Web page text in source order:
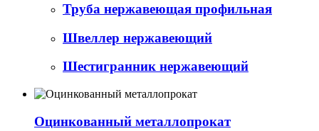
Труба нержавеющая профильная
Швеллер нержавеющий
Шестигранник нержавеющий
Оцинкованный металлопрокат